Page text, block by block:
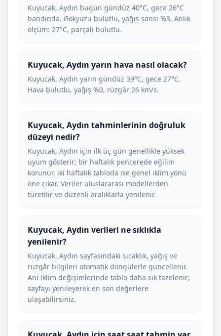
Kuyucak, Aydın bugün gündüz 40°C, gece 26°C
bandında. Gökyüzü bulutlu, yağış şansı %3. Anlık
ölçüm: 27°C, parçalı bulutlu.
Kuyucak, Aydın yarın hava nasıl olacak?
Kuyucak, Aydın yarın gündüz 39°C, gece 27°C.
Hava bulutlu, yağış %0, rüzgâr 26 km/s.
Kuyucak, Aydın tahminlerinin doğruluk
düzeyi nedir?
Kuyucak, Aydın için ilk üç gün genellikle yüksek
uyum gösterir; bir haftalık pencerede eğilim
korunur, iki haftalık tabloda ise genel iklim yönü
öne çıkar. Veriler uluslararası modellerden
türetilir ve düzenli aralıklarla yenilenir.
Kuyucak, Aydın verileri ne sıklıkla
yenilenir?
Kuyucak, Aydın sayfasındaki sıcaklık, yağış ve
rüzgâr bilgileri otomatik döngülerle güncellenir.
Ani iklim değişimlerinde tablo daha sık tazelenir;
sayfayı yenileyerek en son değerlere
ulaşabilirsiniz.